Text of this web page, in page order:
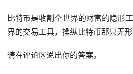
比特币是收割全世界的财富的隐形
界的交易工具，操纵比特币那只无
请在评论区说出你的答案。